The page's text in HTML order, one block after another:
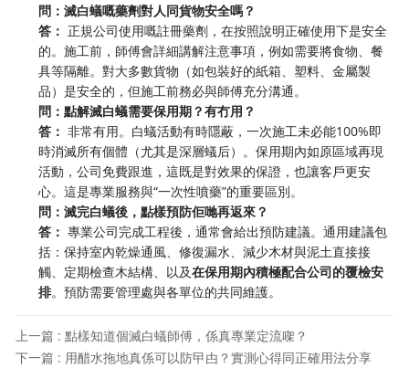
問：滅白蟻嘅藥劑對人同貨物安全嗎？
答： ​ 正規公司使用嘅註冊藥劑，在按照說明正確使用下是安全
的。施工前，師傅會詳細講解注意事項，例如需要將食物、餐
具等隔離。對大多數貨物（如包裝好的紙箱、塑料、金屬製
品）是安全的，但施工前務必與師傅充分溝通。
問：點解滅白蟻需要保用期？有冇用？
答： ​ 非常有用。白蟻活動有時隱蔽，一次施工未必能100%即
時消滅所有個體（尤其是深層蟻后）。保用期內如原區域再現
活動，公司免費跟進，這既是對效果的保證，也讓客戶更安
心。這是專業服務與“一次性噴藥”的重要區別。
問：滅完白蟻後，點樣預防佢哋再返來？
答： ​ 專業公司完成工程後，通常會給出預防建議。通用建議包
括：保持室內乾燥通風、修復漏水、減少木材與泥土直接接
觸、定期檢查木結構、以及在保用期內積極配合公司的覆檢安
排。預防需要管理處與各單位的共同維護。
上一篇 : 點樣知道個滅白蟻師傅，係真專業定流㗎？
下一篇 : 用醋水拖地真係可以防曱甴？實測心得同正確用法分享